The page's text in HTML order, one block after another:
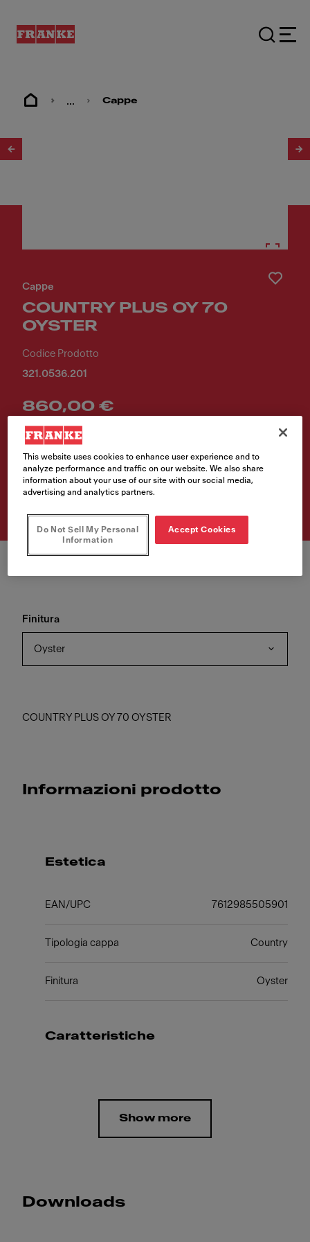
... Cappe
Cappe
COUNTRY PLUS OY 70
OYSTER
Codice Prodotto
321.0536.201
860,00 €
Ti piace questo prodotto? Clicca e trova il punto vendita più vicino
a te.
Trova rivenditore
Finitura
Oyster
COUNTRY PLUS OY 70 OYSTER
Informazioni prodotto
Estetica
EAN/UPC 7612985505901
Tipologia cappa Country
Finitura Oyster
Caratteristiche
Show more
Downloads
This website uses cookies to enhance user experience and to
analyze performance and traffic on our website. We also share
information about your use of our site with our social media,
advertising and analytics partners.
Do Not Sell My Personal
Information
Accept Cookies